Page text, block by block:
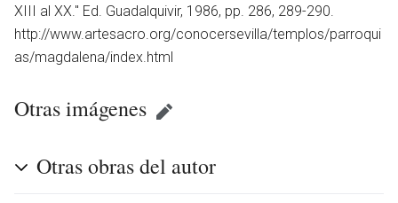
XIII al XX.'' Ed. Guadalquivir, 1986, pp. 286, 289-290.
http://www.artesacro.org/conocersevilla/templos/parroqui
as/magdalena/index.html
Otras imágenes
Otras obras del autor